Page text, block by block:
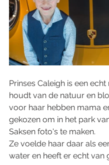
Prinses Caleigh is een echt
houdt van de natuur en
voor haar hebben mama
gekozen om in het park
Saksen foto's te maken.
Ze voelde haar daar als
water en heeft er echt van